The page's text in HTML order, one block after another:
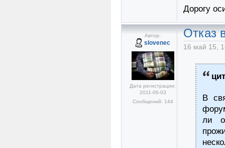
Дорогу
Автор:
slovenec
Дата регистрации:
2011-06-03
Сообщений: 144
Отказ
16 май 15,
В
ли